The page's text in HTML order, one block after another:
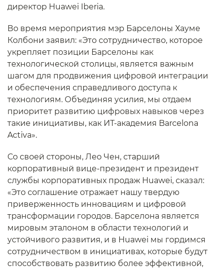
директор Huawei Iberia.
Во время мероприятия мэр Барселоны Хауме
Колбони заявил: «Это сотрудничество, которое
укрепляет позиции Барселоны как
технологической столицы, является важным
шагом для продвижения цифровой интеграции
и обеспечения справедливого доступа к
технологиям. Объединяя усилия, мы отдаем
приоритет развитию цифровых навыков через
такие инициативы, как ИТ-академия Barcelona
Activa».
Со своей стороны, Лео Чен, старший
корпоративный вице-президент и президент
службы корпоративных продаж Huawei, сказал:
«Это соглашение отражает нашу твердую
приверженность инновациям и цифровой
трансформации городов. Барселона является
мировым эталоном в области технологий и
устойчивого развития, и в Huawei мы гордимся
сотрудничеством в инициативах, которые будут
способствовать развитию более эффективной,